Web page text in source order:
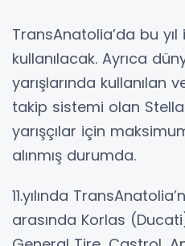
TransAnatolia’da bu
kullanılacak. Ayrıca
yarışlarında kullanılan
takip sistemi olan
yarışçılar için
alınmış durumda.
11.yılında
arasında Korlas